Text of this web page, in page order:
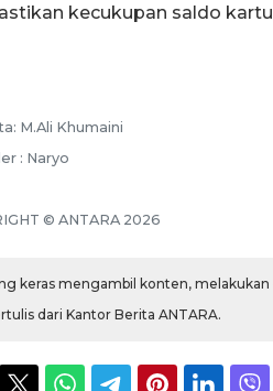
kecukupan saldo
M.Ali Khumaini
: Naryo
© ANTARA 2026
keras mengambil konten,
dari Kantor Berita ANTARA.